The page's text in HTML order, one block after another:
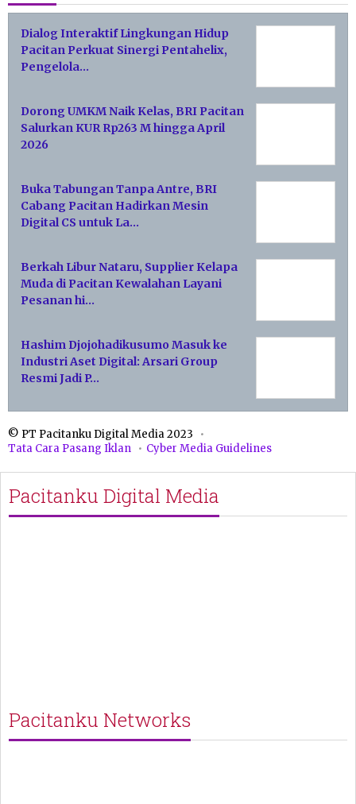
Dialog Interaktif Lingkungan Hidup
Pacitan Perkuat Sinergi Pentahelix,
Pengelola…
Dorong UMKM Naik Kelas, BRI Pacitan
Salurkan KUR Rp263 M hingga April
2026
Buka Tabungan Tanpa Antre, BRI
Cabang Pacitan Hadirkan Mesin
Digital CS untuk La…
Berkah Libur Nataru, Supplier Kelapa
Muda di Pacitan Kewalahan Layani
Pesanan hi…
Hashim Djojohadikusumo Masuk ke
Industri Aset Digital: Arsari Group
Resmi Jadi P…
© PT Pacitanku Digital Media 2023
Tata Cara Pasang Iklan
Cyber Media Guidelines
Pacitanku Digital Media
Pacitanku Networks